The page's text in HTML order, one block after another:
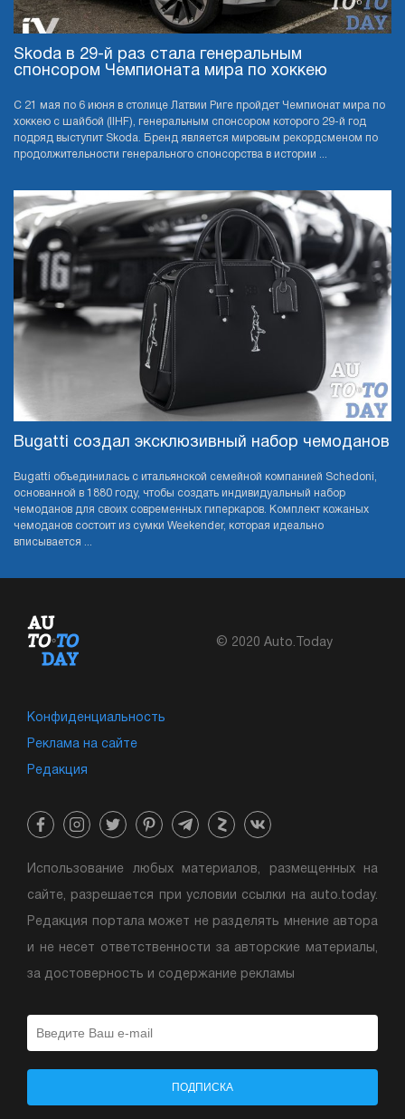
Skoda в 29-й раз стала генеральным
спонсором Чемпионата мира по хоккею
С 21 мая по 6 июня в столице Латвии Риге пройдет Чемпионат мира по
хоккею с шайбой (IIHF), генеральным спонсором которого 29-й год
подряд выступит Skoda. Бренд является мировым рекордсменом по
продолжительности генерального спонсорства в истории ...
Bugatti создал эксклюзивный набор чемоданов
Bugatti объединилась с итальянской семейной компанией Schedoni,
основанной в 1880 году, чтобы создать индивидуальный набор
чемоданов для своих современных гиперкаров. Комплект кожаных
чемоданов состоит из сумки Weekender, которая идеально
вписывается ...
© 2020 Auto.Today
Конфиденциальность
Реклама на сайте
Редакция
Использование любых материалов, размещенных на
сайте, разрешается при условии ссылки на auto.today.
Редакция портала может не разделять мнение автора
и не несет ответственности за авторские материалы,
за достоверность и содержание рекламы
ПОДПИСКА